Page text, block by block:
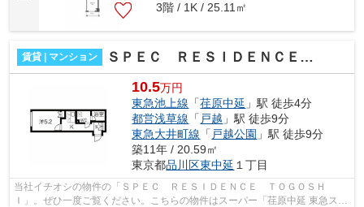
3階 / 1K / 25.11㎡
賃貸 | マンション ＳＰＥＣ ＲＥＳＩＤＥＮＣＥ ＴＯＧＯＳＨＩ
10.5万円
東急池上線 「荏原中延 」駅 徒歩4分
都営浅草線 「 戸越 」駅 徒歩9分
東急大井町線 「 戸越公園 」駅 徒歩9分
築11年 / 20.59㎡
東京都品川区東中延 １丁目
当社イチオシの物件の「ＳＰＥＣ ＲＥＳＩＤＥＮＣＥ ＴＯＧＯＳＨ
Ｉ」。ぜひ一度ご覧ください。こちらの物件はスーパー「荏原中延 東急スト